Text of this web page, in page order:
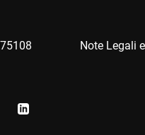
Note Legali